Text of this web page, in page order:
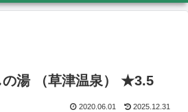
の湯 （草津温泉） ★3.5
2020.06.01 2025.12.31